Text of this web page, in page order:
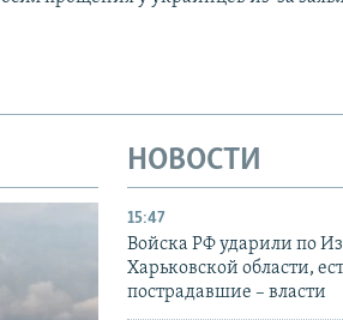
НОВОСТИ
15:47
Войска РФ ударили по
Харьковской области,
пострадавшие – власти